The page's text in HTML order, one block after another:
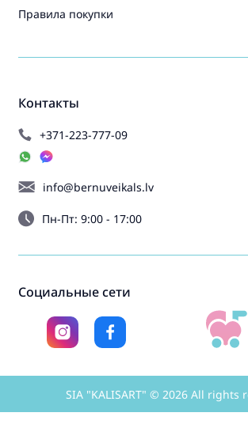
Контакты
+371-223-777-09
info@bernuveikals.lv
Пн-Пт: 9:00 - 17:00
Правила покупки
Социальные сети
SIA "KALISART" © 2026 All rights